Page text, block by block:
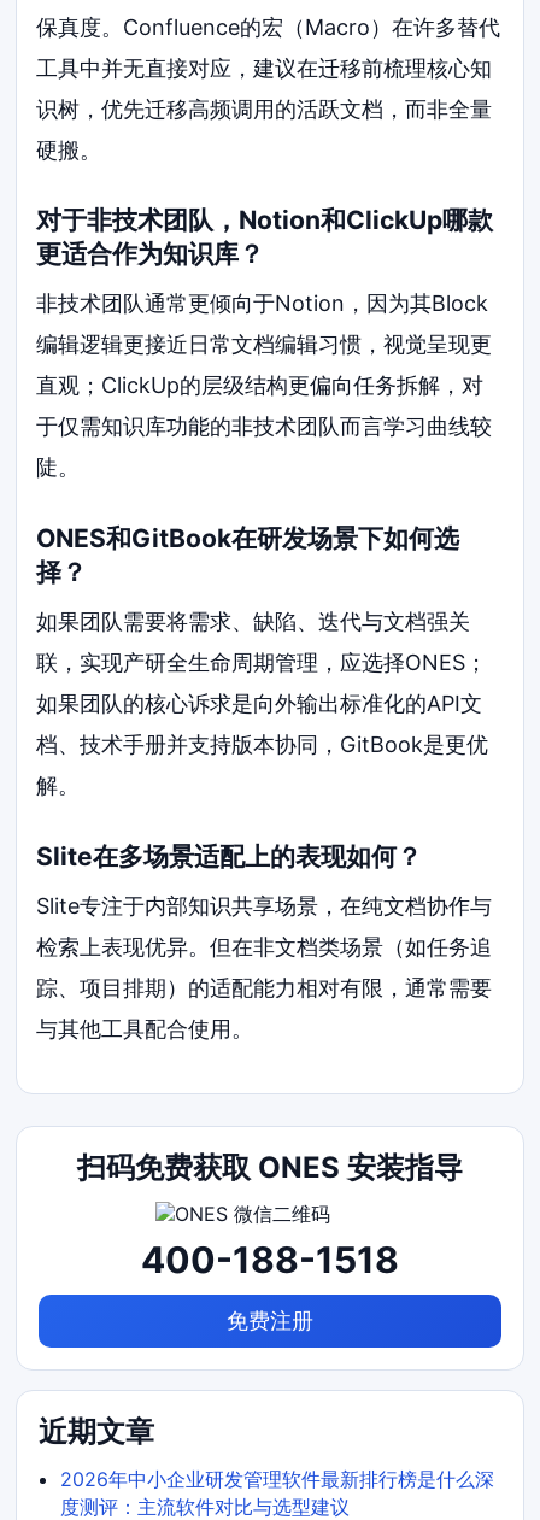
保真度。Confluence的宏（Macro）在许多替代
工具中并无直接对应，建议在迁移前梳理核心知
识树，优先迁移高频调用的活跃文档，而非全量
硬搬。
对于非技术团队，Notion和ClickUp哪款
更适合作为知识库？
非技术团队通常更倾向于Notion，因为其Block
编辑逻辑更接近日常文档编辑习惯，视觉呈现更
直观；ClickUp的层级结构更偏向任务拆解，对
于仅需知识库功能的非技术团队而言学习曲线较
陡。
ONES和GitBook在研发场景下如何选
择？
如果团队需要将需求、缺陷、迭代与文档强关
联，实现产研全生命周期管理，应选择ONES；
如果团队的核心诉求是向外输出标准化的API文
档、技术手册并支持版本协同，GitBook是更优
解。
Slite在多场景适配上的表现如何？
Slite专注于内部知识共享场景，在纯文档协作与
检索上表现优异。但在非文档类场景（如任务追
踪、项目排期）的适配能力相对有限，通常需要
与其他工具配合使用。
扫码免费获取 ONES 安装指导
400-188-1518
免费注册
近期文章
2026年中小企业研发管理软件最新排行榜是什么深
度测评：主流软件对比与选型建议